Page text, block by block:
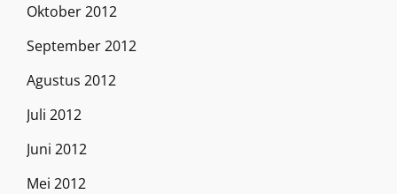
Oktober 2012
September 2012
Agustus 2012
Juli 2012
Juni 2012
Mei 2012